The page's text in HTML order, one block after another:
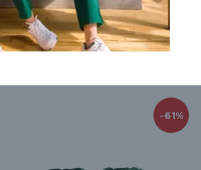
cirkuliaciją ir sumažina spaudimą
-61%